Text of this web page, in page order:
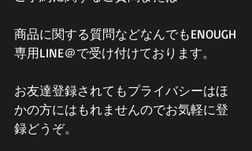
商品に関する質問などなんでもENOUGH
専用LINE＠で受け付けております。
お友達登録されてもプライバシーはほ
かの方にはもれませんのでお気軽に登
録どうぞ。